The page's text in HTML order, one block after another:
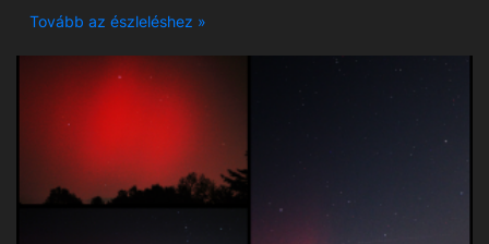
Tovább az észleléshez »